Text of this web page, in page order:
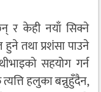
र केही नयाँ सिक्ने
तथा प्रशंसा पाउने
सहयोग गर्न
हलुका बन्नुहुँदैन,